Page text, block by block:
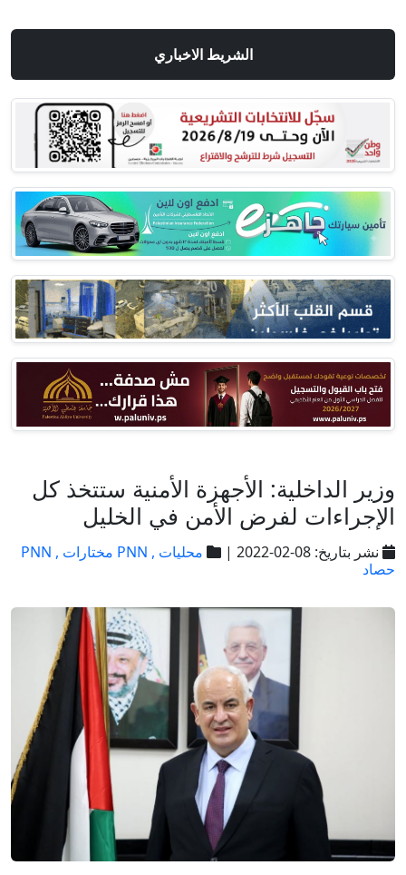
الشريط الاخباري
وزير الداخلية: الأجهزة الأمنية ستتخذ كل
الإجراءات لفرض الأمن في الخليل
نشر بتاريخ: 08-02-2022 | محليات , PNN مختارات ,
PNN
حصاد